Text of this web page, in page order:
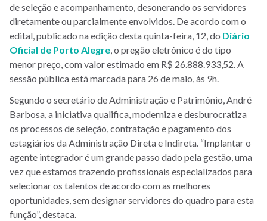
de seleção e acompanhamento, desonerando os servidores
diretamente ou parcialmente envolvidos. De acordo com o
edital, publicado na edição desta quinta-feira, 12, do Diário
Oficial de Porto Alegre , o pregão eletrônico é do tipo
menor preço, com valor estimado em R$ 26.888.933,52. A
sessão pública está marcada para 26 de maio, às 9h.
Segundo o secretário de Administração e Patrimônio, André
Barbosa, a iniciativa qualifica, moderniza e desburocratiza
os processos de seleção, contratação e pagamento dos
estagiários da Administração Direta e Indireta. “Implantar o
agente integrador é um grande passo dado pela gestão, uma
vez que estamos trazendo profissionais especializados para
selecionar os talentos de acordo com as melhores
oportunidades, sem designar servidores do quadro para esta
função”, destaca.